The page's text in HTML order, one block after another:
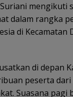
mengikuti
dalam rangka
di Kecamatan
di depan
peserta
Suasana pagi